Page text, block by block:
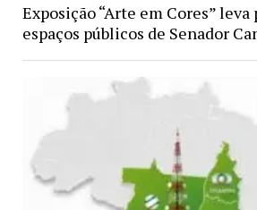
Exposição “Arte em Cores”
espaços públicos de Senador